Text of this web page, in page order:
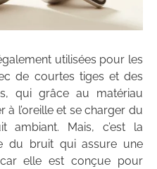
utilisées pour les
de courtes tiges et des
qui grâce au matériau
à l’oreille et se charger du
ambiant. Mais, c’est la
du bruit qui assure une
car elle est conçue pour